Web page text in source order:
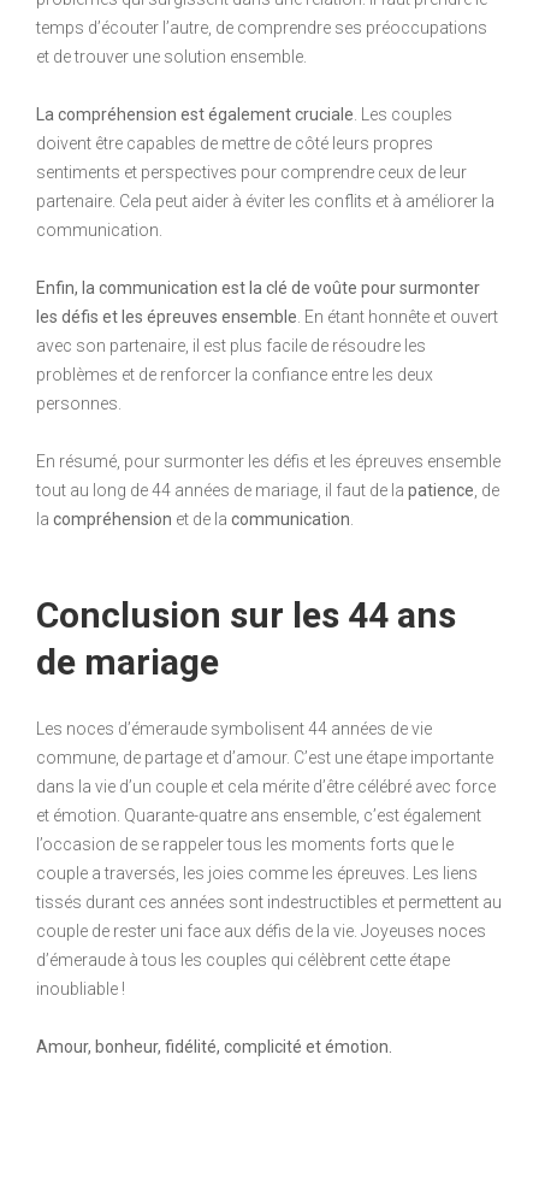
temps d’écouter l’autre, de comprendre ses préoccupations
et de trouver une solution ensemble.
La compréhension est également cruciale. Les couples
doivent être capables de mettre de côté leurs propres
sentiments et perspectives pour comprendre ceux de leur
partenaire. Cela peut aider à éviter les conflits et à améliorer la
communication.
Enfin, la communication est la clé de voûte pour surmonter
les défis et les épreuves ensemble. En étant honnête et ouvert
avec son partenaire, il est plus facile de résoudre les
problèmes et de renforcer la confiance entre les deux
personnes.
En résumé, pour surmonter les défis et les épreuves ensemble
tout au long de 44 années de mariage, il faut de la patience, de
la compréhension et de la communication.
Conclusion sur les 44 ans
de mariage
Les noces d’émeraude symbolisent 44 années de vie
commune, de partage et d’amour. C’est une étape importante
dans la vie d’un couple et cela mérite d’être célébré avec force
et émotion. Quarante-quatre ans ensemble, c’est également
l’occasion de se rappeler tous les moments forts que le
couple a traversés, les joies comme les épreuves. Les liens
tissés durant ces années sont indestructibles et permettent au
couple de rester uni face aux défis de la vie. Joyeuses noces
d’émeraude à tous les couples qui célèbrent cette étape
inoubliable !
Amour, bonheur, fidélité, complicité et émotion.